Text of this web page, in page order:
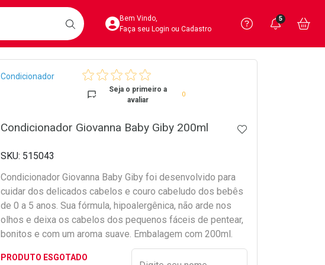
BUSCARAcesse sua Conta
Bem Vindo,
Faça seu Login ou Cadastro
Precisa
Ver Recursos
Você
5
Breadcrumb
Condicionador
Seja o primeiro a
avaliar
0
Condicionador Giovanna Baby Giby 200ml ADICIONAR AOS
515043
Condicionador Giovanna Baby Giby foi desenvolvido para
cuidar dos delicados cabelos e couro cabeludo dos bebês
de 0 a 5 anos. Sua fórmula, hipoalergênica, não arde nos
olhos e deixa os cabelos dos pequenos fáceis de pentear,
bonitos e com um aroma suave. Embalagem com 200ml.
PRODUTO ESGOTADO Preencher nome e email